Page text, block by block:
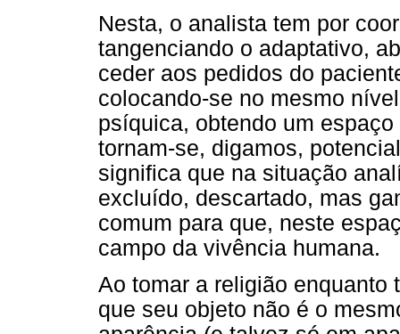
Nesta, o analista tem por
tangenciando o adaptativo,
ceder aos pedidos do
colocando-se no mesmo
psíquica, obtendo um
tornam-se, digamos,
significa que na situação
excluído, descartado, mas
comum para que, neste
campo da vivência humana.
Ao tomar a religião enquanto
que seu objeto não é o